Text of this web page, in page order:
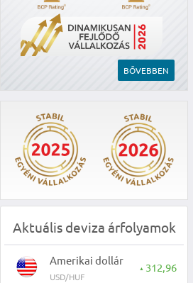
BŐVEBBEN
Aktuális deviza árfolyamok
Amerikai dollár
USD/HUF
▲ 312,96